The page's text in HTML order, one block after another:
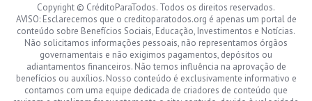
Copyright © CréditoParaTodos. Todos os direitos reservados.
AVISO: Esclarecemos que o creditoparatodos.org é apenas um portal de
conteúdo sobre Benefícios Sociais, Educação, Investimentos e Notícias.
Não solicitamos informações pessoais, não representamos órgãos
governamentais e não exigimos pagamentos, depósitos ou
adiantamentos financeiros. Não temos influência na aprovação de
benefícios ou auxílios. Nosso conteúdo é exclusivamente informativo e
contamos com uma equipe dedicada de criadores de conteúdo que